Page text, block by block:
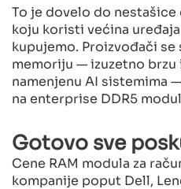
To je dovelo do
koju koristi većina
kupujemo. Proizvođači se
memoriju — izuzetno brzu
namenjenu AI sistemima
na enterprise DDR5
Gotovo sve
Cene RAM modula za
kompanije poput Dell,